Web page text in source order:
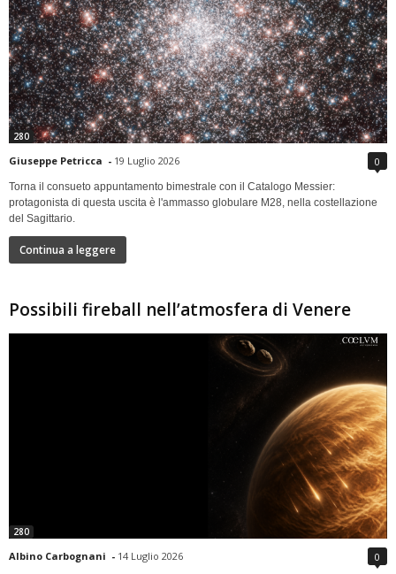
280
Giuseppe Petricca - 19 Luglio 2026 0
Torna il consueto appuntamento bimestrale con il Catalogo Messier:
protagonista di questa uscita è l'ammasso globulare M28, nella costellazione
del Sagittario.
Continua a leggere
Possibili fireball nell’atmosfera di Venere
280
Albino Carbognani - 14 Luglio 2026 0